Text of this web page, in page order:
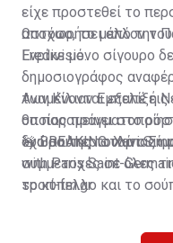
είχε προστεθεί το
αποχωρήσει από την
Eredivisie.
Ωστόσο, το μέλλον
Ενρίκε μόνο σίγουρο
δημοσιογράφος
των Κίλιαν Εμπαπέ ή
θα παραμείνει στο
δυο σούπερ σταρ ο
Αναμένονται
οποίος
«χώρα της τουλίπας»
συμμετοχές σε όλες
το κύπελλο και το
🚨 BREAKING: Xavi
with Paris Saint-
sport-fm.gr